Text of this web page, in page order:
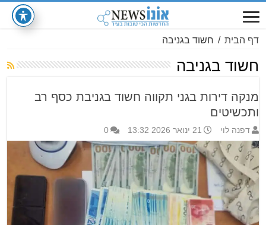
דף הבית / חשוד בגניבה
חשוד בגניבה
מנקה דירות בגני תקווה חשוד בגניבת כסף רב
ותכשיטים
דפנה לוי 21 ינואר 2026 13:32 0